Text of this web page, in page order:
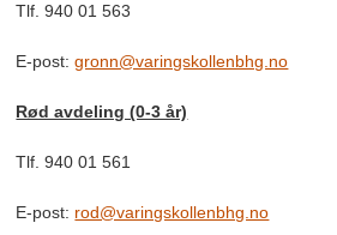
Tlf. 940 01 563
E-post:gronn@varingskollenbhg.no
Rød avdeling (0-3 år)
Tlf. 940 01 561
E-post: rod@varingskollenbhg.no